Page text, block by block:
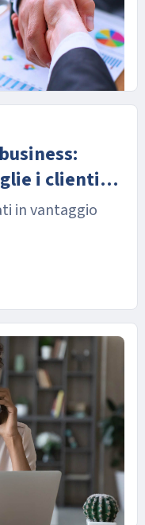
Scopri
pronto per
e investitori.
i clienti
in vantaggio